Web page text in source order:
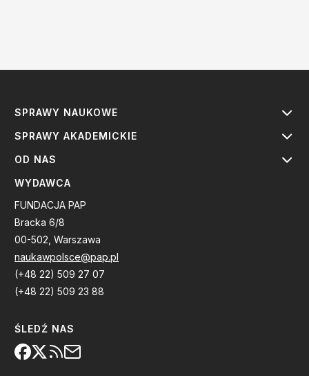
SPRAWY NAUKOWE
SPRAWY AKADEMICKIE
OD NAS
WYDAWCA
FUNDACJA PAP
Bracka 6/8
00-502, Warszawa
naukawpolsce@pap.pl
(+48 22) 509 27 07
(+48 22) 509 23 88
ŚLEDŹ NAS